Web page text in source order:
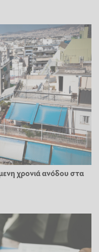
χρονιά ανόδου στα